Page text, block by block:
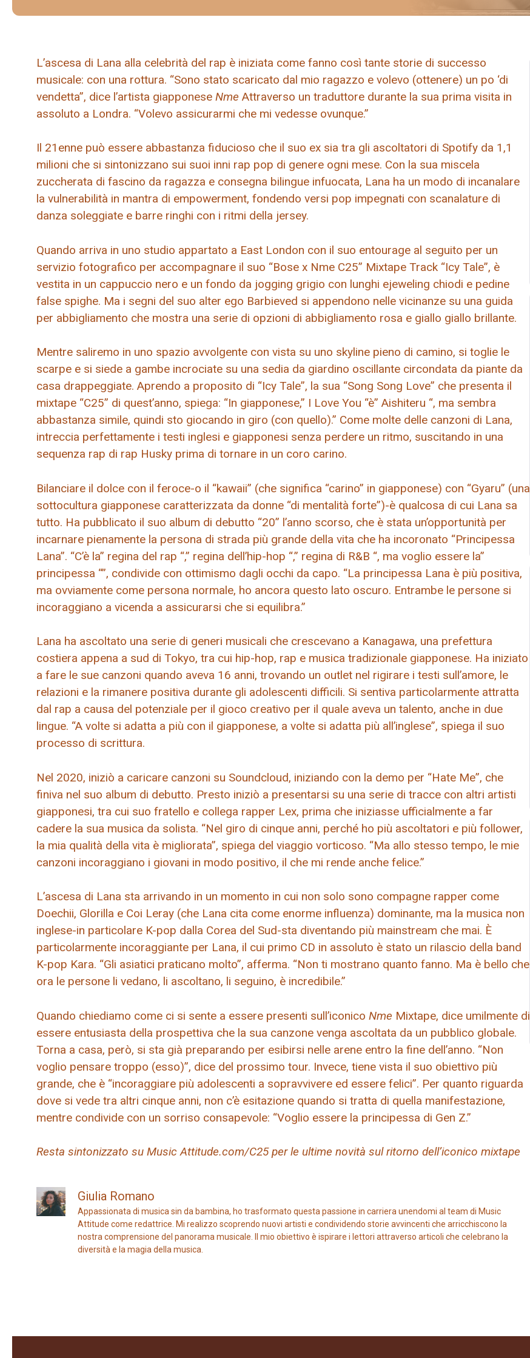
L’ascesa di Lana alla celebrità del rap è iniziata come fanno così tante storie di successo
musicale: con una rottura. “Sono stato scaricato dal mio ragazzo e volevo (ottenere) un po ‘di
vendetta”, dice l’artista giapponese Nme Attraverso un traduttore durante la sua prima visita in
assoluto a Londra. “Volevo assicurarmi che mi vedesse ovunque.”
Il 21enne può essere abbastanza fiducioso che il suo ex sia tra gli ascoltatori di Spotify da 1,1
milioni che si sintonizzano sui suoi inni rap pop di genere ogni mese. Con la sua miscela
zuccherata di fascino da ragazza e consegna bilingue infuocata, Lana ha un modo di incanalare
la vulnerabilità in mantra di empowerment, fondendo versi pop impegnati con scanalature di
danza soleggiate e barre ringhi con i ritmi della jersey.
Quando arriva in uno studio appartato a East London con il suo entourage al seguito per un
servizio fotografico per accompagnare il suo “Bose x Nme C25” Mixtape Track “Icy Tale”, è
vestita in un cappuccio nero e un fondo da jogging grigio con lunghi ejeweling chiodi e pedine
false spighe. Ma i segni del suo alter ego Barbieved si appendono nelle vicinanze su una guida
per abbigliamento che mostra una serie di opzioni di abbigliamento rosa e giallo giallo brillante.
Mentre saliremo in uno spazio avvolgente con vista su uno skyline pieno di camino, si toglie le
scarpe e si siede a gambe incrociate su una sedia da giardino oscillante circondata da piante da
casa drappeggiate. Aprendo a proposito di “Icy Tale”, la sua “Song Song Love” che presenta il
mixtape “C25” di quest’anno, spiega: “In giapponese,” I Love You “è” Aishiteru “, ma sembra
abbastanza simile, quindi sto giocando in giro (con quello).” Come molte delle canzoni di Lana,
intreccia perfettamente i testi inglesi e giapponesi senza perdere un ritmo, suscitando in una
sequenza rap di rap Husky prima di tornare in un coro carino.
Bilanciare il dolce con il feroce-o il “kawaii” (che significa “carino” in giapponese) con “Gyaru” (una
sottocultura giapponese caratterizzata da donne “di mentalità forte”)-è qualcosa di cui Lana sa
tutto. Ha pubblicato il suo album di debutto “20” l’anno scorso, che è stata un’opportunità per
incarnare pienamente la persona di strada più grande della vita che ha incoronato “Principessa
Lana”. “C’è la” regina del rap “,” regina dell’hip-hop “,” regina di R&B “, ma voglio essere la”
principessa “”, condivide con ottimismo dagli occhi da capo. “La principessa Lana è più positiva,
ma ovviamente come persona normale, ho ancora questo lato oscuro. Entrambe le persone si
incoraggiano a vicenda a assicurarsi che si equilibra.”
Lana ha ascoltato una serie di generi musicali che crescevano a Kanagawa, una prefettura
costiera appena a sud di Tokyo, tra cui hip-hop, rap e musica tradizionale giapponese. Ha iniziato
a fare le sue canzoni quando aveva 16 anni, trovando un outlet nel rigirare i testi sull’amore, le
relazioni e la rimanere positiva durante gli adolescenti difficili. Si sentiva particolarmente attratta
dal rap a causa del potenziale per il gioco creativo per il quale aveva un talento, anche in due
lingue. “A volte si adatta a più con il giapponese, a volte si adatta più all’inglese”, spiega il suo
processo di scrittura.
Nel 2020, iniziò a caricare canzoni su Soundcloud, iniziando con la demo per “Hate Me”, che
finiva nel suo album di debutto. Presto iniziò a presentarsi su una serie di tracce con altri artisti
giapponesi, tra cui suo fratello e collega rapper Lex, prima che iniziasse ufficialmente a far
cadere la sua musica da solista. “Nel giro di cinque anni, perché ho più ascoltatori e più follower,
la mia qualità della vita è migliorata”, spiega del viaggio vorticoso. “Ma allo stesso tempo, le mie
canzoni incoraggiano i giovani in modo positivo, il che mi rende anche felice.”
L’ascesa di Lana sta arrivando in un momento in cui non solo sono compagne rapper come
Doechii, Glorilla e Coi Leray (che Lana cita come enorme influenza) dominante, ma la musica non
inglese-in particolare K-pop dalla Corea del Sud-sta diventando più mainstream che mai. È
particolarmente incoraggiante per Lana, il cui primo CD in assoluto è stato un rilascio della band
K-pop Kara. “Gli asiatici praticano molto”, afferma. “Non ti mostrano quanto fanno. Ma è bello che
ora le persone li vedano, li ascoltano, li seguino, è incredibile.”
Quando chiediamo come ci si sente a essere presenti sull’iconico Nme Mixtape, dice umilmente di
essere entusiasta della prospettiva che la sua canzone venga ascoltata da un pubblico globale.
Torna a casa, però, si sta già preparando per esibirsi nelle arene entro la fine dell’anno. “Non
voglio pensare troppo (esso)”, dice del prossimo tour. Invece, tiene vista il suo obiettivo più
grande, che è “incoraggiare più adolescenti a sopravvivere ed essere felici”. Per quanto riguarda
dove si vede tra altri cinque anni, non c’è esitazione quando si tratta di quella manifestazione,
mentre condivide con un sorriso consapevole: “Voglio essere la principessa di Gen Z.”
Resta sintonizzato su Music Attitude.com/C25 per le ultime novità sul ritorno dell’iconico mixtape
Giulia Romano
Appassionata di musica sin da bambina, ho trasformato questa passione in carriera unendomi al team di Music
Attitude come redattrice. Mi realizzo scoprendo nuovi artisti e condividendo storie avvincenti che arricchiscono la
nostra comprensione del panorama musicale. Il mio obiettivo è ispirare i lettori attraverso articoli che celebrano la
diversità e la magia della musica.